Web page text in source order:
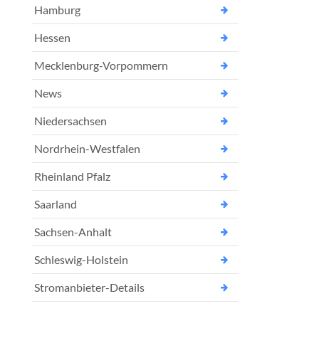
Hamburg
Hessen
Mecklenburg-Vorpommern
News
Niedersachsen
Nordrhein-Westfalen
Rheinland Pfalz
Saarland
Sachsen-Anhalt
Schleswig-Holstein
Stromanbieter-Details